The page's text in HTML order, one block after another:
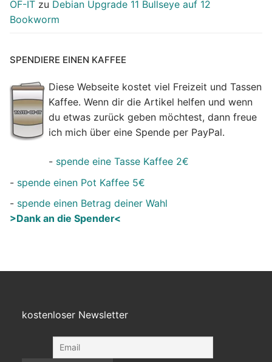
OF-IT zu Debian Upgrade 11 Bullseye auf 12
Bookworm
SPENDIERE EINEN KAFFEE
Diese Webseite kostet viel Freizeit und Tassen
Kaffee. Wenn dir die Artikel helfen und wenn
du etwas zurück geben möchtest, dann freue
ich mich über eine Spende per PayPal.
- spende eine Tasse Kaffee 2€
- spende einen Pot Kaffee 5€
- spende einen Betrag deiner Wahl
>Dank an die Spender<
kostenloser Newsletter